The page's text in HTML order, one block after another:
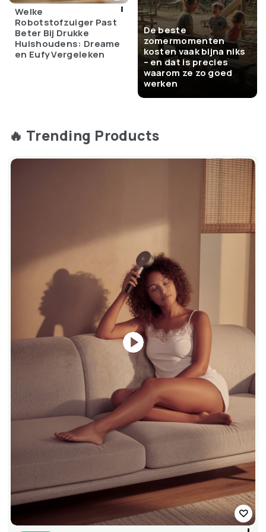
voor iedereen die houdt van gemak en technologie.
Waarom nog wachten?
Scherm:8 inch HD-aanraakscherm (1280×800)
Ruimtelijke audio voor rijk geluid
Alexa, spreekt Nederlands
Zigbee en Matter smarthome-
Welke
Robotstofzuiger Past
Beter Bij Drukke
Huishoudens: Dreame
en Eufy Vergeleken
De beste
zomermomenten
kosten vaak bijna niks
– en dat is precies
waarom ze zo goed
werken
🔥 Trending Products